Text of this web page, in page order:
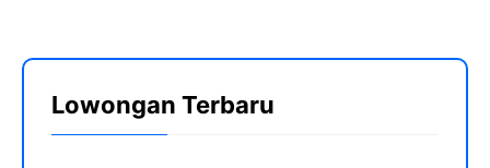
Lowongan Terbaru